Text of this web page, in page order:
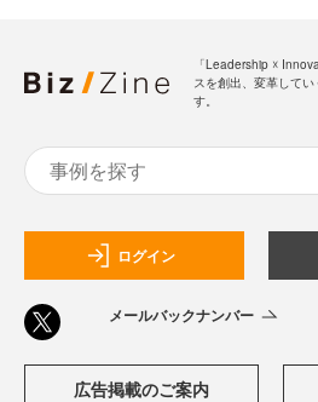
「Leadership ☓
スを創出、変革して
す。
ログイン
メールバックナンバー
広告掲載のご案内